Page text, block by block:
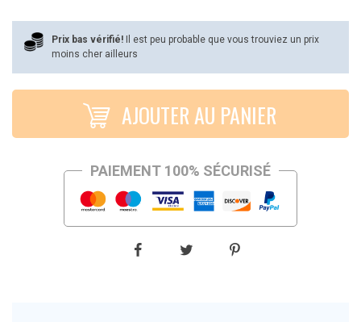
€41,99
Prix bas vérifié!
Il est peu probable que vous trouviez un prix
moins cher ailleurs
AJOUTER AU PANIER
PAIEMENT 100% SÉCURISÉ